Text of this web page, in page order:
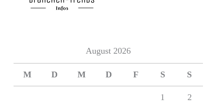
August 2026
M D M D F S S
1
2